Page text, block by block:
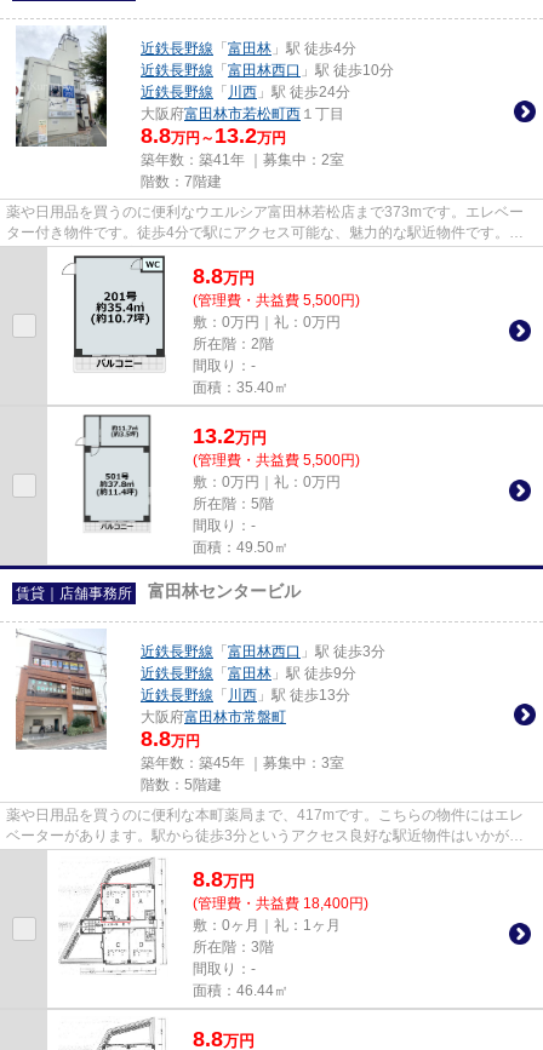
近鉄長野線 「 富田林 」駅 徒歩4分
近鉄長野線 「 富田林西口 」駅 徒歩10分
近鉄長野線 「 川西 」駅 徒歩24分
大阪府富田林市若松町西 １丁目
8.8万円～ 13.2万円
築年数：築41年 ｜募集中： 2室
階数：7階建
薬や日用品を買うのに便利なウエルシア富田林若松店まで373mです。エレベー
ター付き物件です。徒歩4分で駅にアクセス可能な、魅力的な駅近物件です。初
期費用のカード決済ができます。
8.8万円
(管理費・共益費 5,500円)
敷：0万円｜礼：0万円
所在階：2階
間取り：-
面積：35.40㎡
13.2万円
(管理費・共益費 5,500円)
敷：0万円｜礼：0万円
所在階：5階
間取り：-
面積：49.50㎡
賃貸｜店舗事務所 富田林センタービル
近鉄長野線 「 富田林西口 」駅 徒歩3分
近鉄長野線 「 富田林 」駅 徒歩9分
近鉄長野線 「 川西 」駅 徒歩13分
大阪府富田林市常盤町
8.8万円
築年数：築45年 ｜募集中： 3室
階数：5階建
薬や日用品を買うのに便利な本町薬局まで、417mです。こちらの物件にはエレ
ベーターがあります。駅から徒歩3分というアクセス良好な駅近物件はいかがで
8.8万円
(管理費・共益費 18,400円)
敷：0ヶ月｜礼：1ヶ月
所在階：3階
間取り：-
面積：46.44㎡
8.8万円